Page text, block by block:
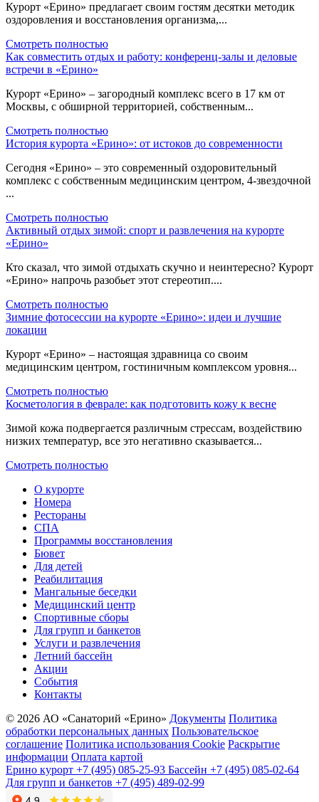
Курорт «Ерино» предлагает своим гостям десятки методик
оздоровления и восстановления организма,...
Смотреть полностью
Как совместить отдых и работу: конференц-залы и деловые
встречи в «Ерино»
Курорт «Ерино» – загородный комплекс всего в 17 км от
Москвы, с обширной территорией, собственным...
Смотреть полностью
История курорта «Ерино»: от истоков до современности
Сегодня «Ерино» – это современный оздоровительный
комплекс с собственным медицинским центром, 4-звездочной
...
Смотреть полностью
Активный отдых зимой: спорт и развлечения на курорте
«Ерино»
Кто сказал, что зимой отдыхать скучно и неинтересно? Курорт
«Ерино» напрочь разобьет этот стереотип....
Смотреть полностью
Зимние фотосессии на курорте «Ерино»: идеи и лучшие
локации
Курорт «Ерино» – настоящая здравница со своим
медицинским центром, гостиничным комплексом уровня...
Смотреть полностью
Косметология в феврале: как подготовить кожу к весне
Зимой кожа подвергается различным стрессам, воздействию
низких температур, все это негативно сказывается...
Смотреть полностью
О курорте
Номера
Рестораны
СПА
Программы восстановления
Бювет
Для детей
Реабилитация
Мангальные беседки
Медицинский центр
Спортивные сборы
Для групп и банкетов
Услуги и развлечения
Летний бассейн
Акции
События
Контакты
© 2026 АО «Санаторий «Ерино» Документы Политика
обработки персональных данных Пользовательское
соглашение Политика использования Cookie Раскрытие
информации Оплата картой
Ерино курорт +7 (495) 085-25-93 Бассейн +7 (495) 085-02-64
Для групп и банкетов +7 (495) 489-02-99